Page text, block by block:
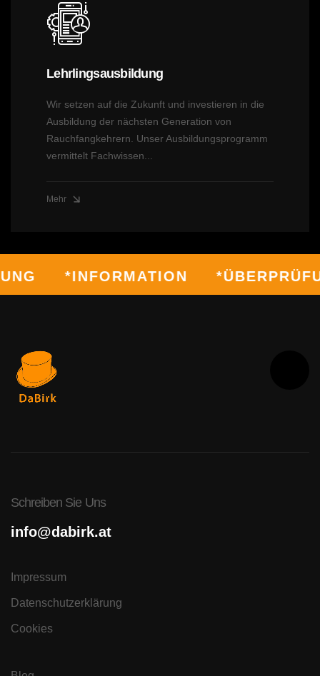
Lehrlingsausbildung
Wir setzen auf die Zukunft und investieren in die
Ausbildung der nächsten Generation von
Rauchfangkehrern. Unser Ausbildungsprogramm
vermittelt Fachwissen...
Mehr
*INFORMATION
Schreiben Sie Uns
info@dabirk.at
Impressum
Datenschutzerklärung
Cookies